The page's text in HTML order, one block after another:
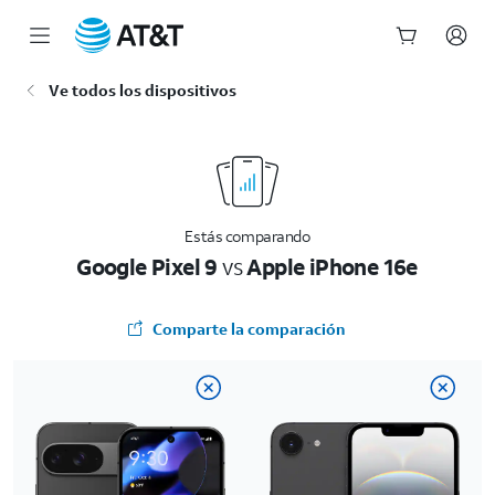
Ve todos los dispositivos
Estás comparando
Google Pixel 9vsApple iPhone 16e
Comparte la comparación